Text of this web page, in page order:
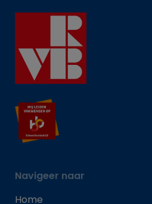
Navigeer naar
Home